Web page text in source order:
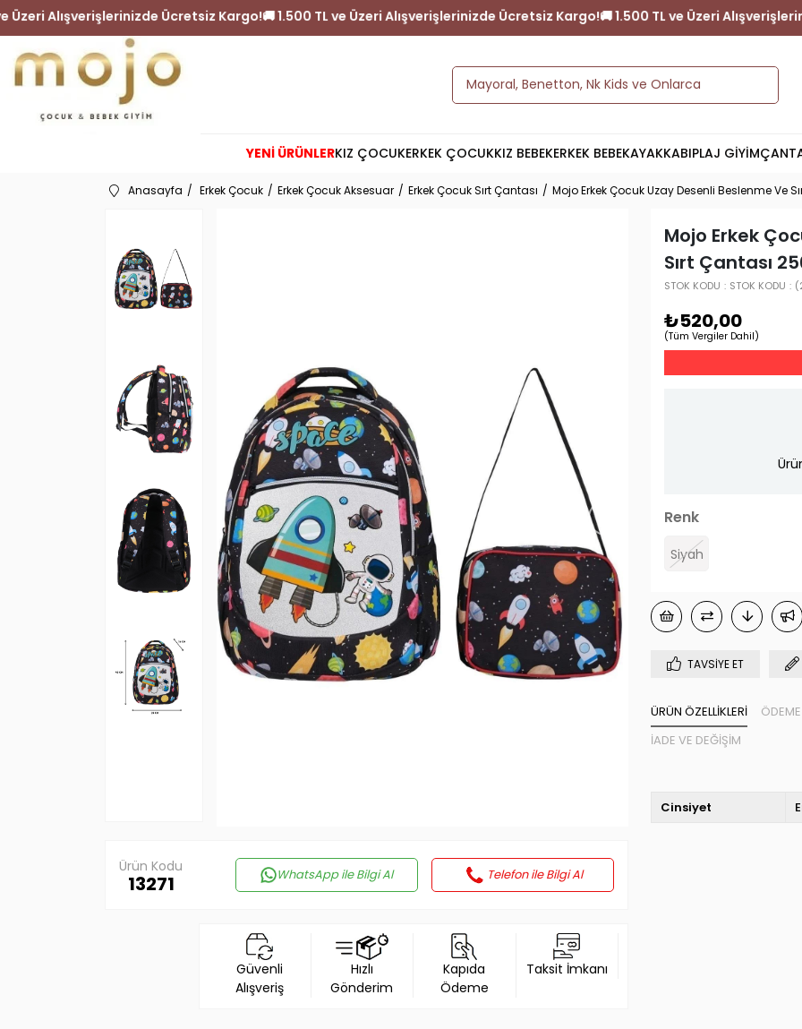
TL ve Üzeri Alışverişlerinizde Ücretsiz Kargo!🚚 1.500 TL ve Üzeri Alışverişlerinizde Ücretsiz Kargo!🚚 1.500 TL ve Üzeri
YENİ ÜRÜNLERKIZ ÇOCUKERKEK ÇOCUKKIZ BEBEKERKEK BEBEKAYAKKABIPLAJ GİYİM
Anasayfa Erkek Çocuk Erkek Çocuk Aksesuar Erkek Çocuk Sırt Çantası Mojo Erkek Çocuk Uzay Desenli Beslenme Ve
Ürün Kodu
13271 WhatsApp ile Bilgi Al Telefon ile Bilgi Al
Güvenli
Alışveriş
Hızlı
Gönderim
Kapıda
Ödeme
Taksit İmkanı
Mojo Erkek
Sırt Çantası
STOK KODU STOK KODU
₺520,00
(Tüm Vergiler Dahil)
Renk
Siyah
TAVSIYE ET
ÜRÜN ÖZELLIKLERI
İADE VE DEĞIŞIM
Cinsiyet